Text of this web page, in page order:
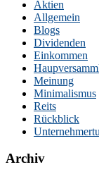
Aktien
Allgemein
Blogs
Dividenden
Einkommen
Meinung
Minimalismus
Reits
Rückblick
Archiv